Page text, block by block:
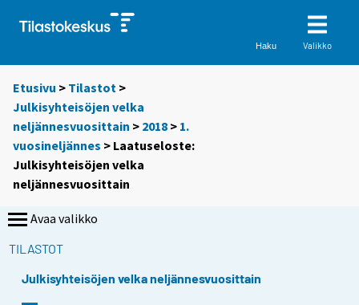
Haku Valikko
Etusivu > Tilastot >
Julkisyhteisöjen velka
neljännesvuosittain > 2018 > 1.
vuosineljännes > Laatuseloste:
Julkisyhteisöjen velka
neljännesvuosittain
Avaa valikko
TILASTOT
Julkisyhteisöjen velka neljännesvuosittain